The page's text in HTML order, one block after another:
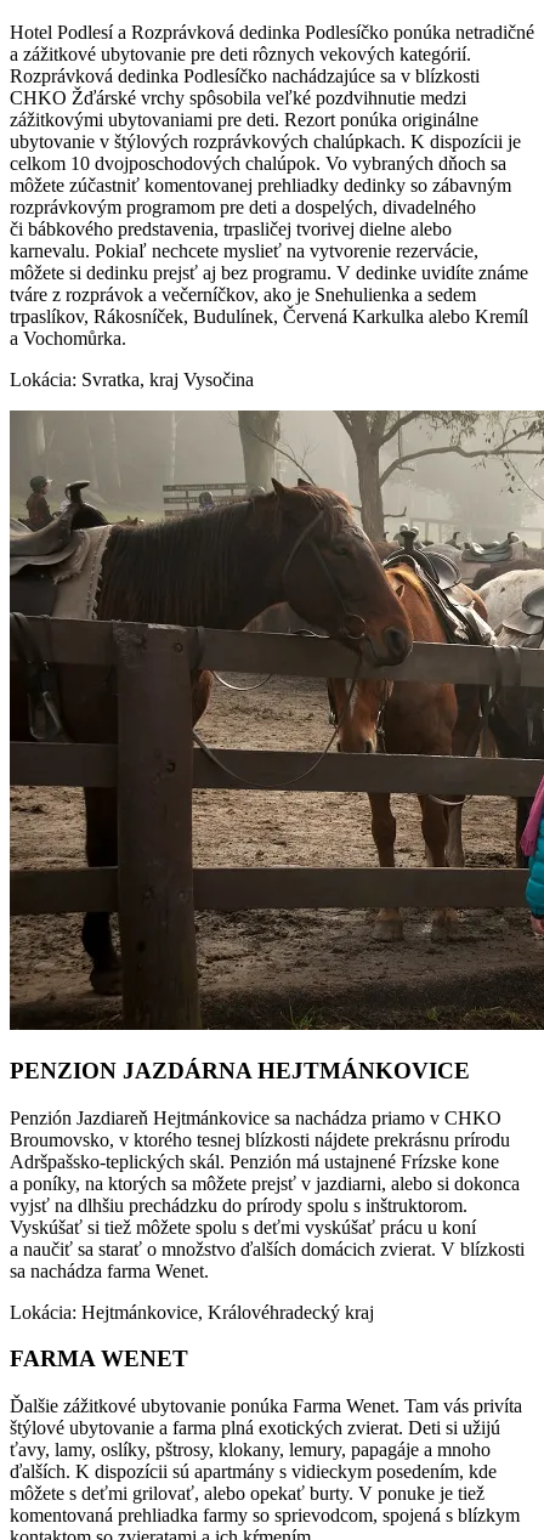
Hotel Podlesí a Rozprávková dedinka Podlesíčko ponúka netradičné
a zážitkové ubytovanie pre deti rôznych vekových kategórií.
Rozprávková dedinka Podlesíčko nachádzajúce sa v blízkosti
CHKO Žďárské vrchy spôsobila veľké pozdvihnutie medzi
zážitkovými ubytovaniami pre deti. Rezort ponúka originálne
ubytovanie v štýlových rozprávkových chalúpkach. K dispozícii je
celkom 10 dvojposchodových chalúpok. Vo vybraných dňoch sa
môžete zúčastniť komentovanej prehliadky dedinky so zábavným
rozprávkovým programom pre deti a dospelých, divadelného
či bábkového predstavenia, trpasličej tvorivej dielne alebo
karnevalu. Pokiaľ nechcete myslieť na vytvorenie rezervácie,
môžete si dedinku prejsť aj bez programu. V dedinke uvidíte známe
tváre z rozprávok a večerníčkov, ako je Snehulienka a sedem
trpaslíkov, Rákosníček, Budulínek, Červená Karkulka alebo Kremíl
a Vochomůrka.
Lokácia: Svratka, kraj Vysočina
PENZION JAZDÁRNA HEJTMÁNKOVICE
Penzión Jazdiareň Hejtmánkovice sa nachádza priamo v CHKO
Broumovsko, v ktorého tesnej blízkosti nájdete prekrásnu prírodu
Adršpašsko-teplických skál. Penzión má ustajnené Frízske kone
a poníky, na ktorých sa môžete prejsť v jazdiarni, alebo si dokonca
vyjsť na dlhšiu prechádzku do prírody spolu s inštruktorom.
Vyskúšať si tiež môžete spolu s deťmi vyskúšať prácu u koní
a naučiť sa starať o množstvo ďalších domácich zvierat. V blízkosti
sa nachádza farma Wenet.
Lokácia: Hejtmánkovice, Královéhradecký kraj
FARMA WENET
Ďalšie zážitkové ubytovanie ponúka Farma Wenet. Tam vás privíta
štýlové ubytovanie a farma plná exotických zvierat. Deti si užijú
ťavy, lamy, oslíky, pštrosy, klokany, lemury, papagáje a mnoho
ďalších. K dispozícii sú apartmány s vidieckym posedením, kde
môžete s deťmi grilovať, alebo opekať burty. V ponuke je tiež
komentovaná prehliadka farmy so sprievodcom, spojená s blízkym